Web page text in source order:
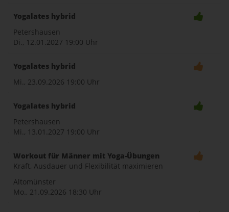
Yogalates hybrid
Petershausen
Di., 12.01.2027 19:00 Uhr
Yogalates hybrid
Mi., 23.09.2026 19:00 Uhr
Yogalates hybrid
Petershausen
Mi., 13.01.2027 19:00 Uhr
Workout für Männer mit Yoga-Übungen
Kraft, Ausdauer und Flexibilität maximieren
Altomünster
Mo., 21.09.2026 18:30 Uhr